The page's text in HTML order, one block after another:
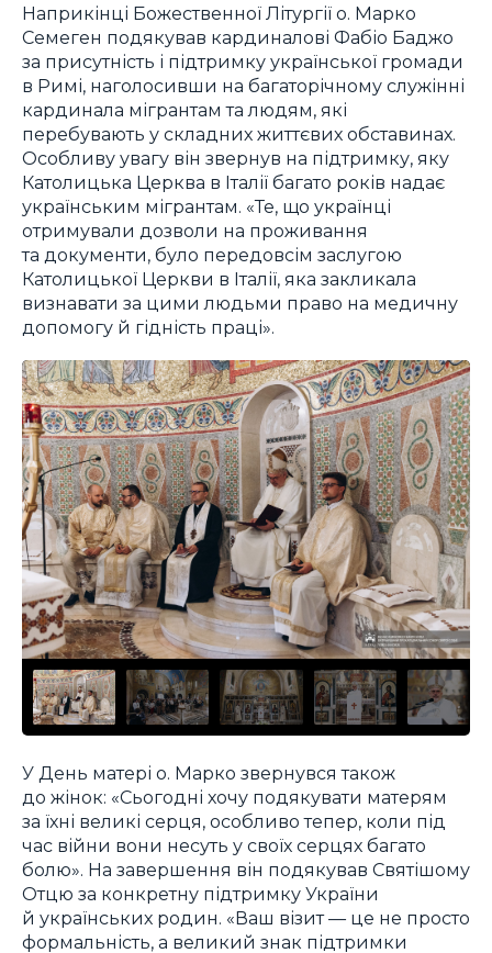
Наприкінці Божественної Літургії о. Марко
Семеген подякував кардиналові Фабіо Баджо
за присутність і підтримку української громади
в Римі, наголосивши на багаторічному служінні
кардинала мігрантам та людям, які
перебувають у складних життєвих обставинах.
Особливу увагу він звернув на підтримку, яку
Католицька Церква в Італії багато років надає
українським мігрантам. «Те, що українці
отримували дозволи на проживання
та документи, було передовсім заслугою
Католицької Церкви в Італії, яка закликала
визнавати за цими людьми право на медичну
допомогу й гідність праці».
У День матері о. Марко звернувся також
до жінок: «Сьогодні хочу подякувати матерям
за їхні великі серця, особливо тепер, коли під
час війни вони несуть у своїх серцях багато
болю». На завершення він подякував Святішому
Отцю за конкретну підтримку України
й українських родин. «Ваш візит — це не просто
формальність, а великий знак підтримки